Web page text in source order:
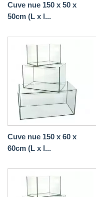
Cuve nue 150 x 50 x
50cm (L x l...
Cuve nue 150 x 60 x
60cm (L x l...